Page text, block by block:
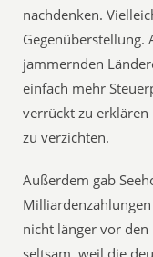
nachdenken.
jammernden
einfach mehr
verrückt zu
zu verzichten.
Außerdem gab
nicht länger vor
seltsam, weil die